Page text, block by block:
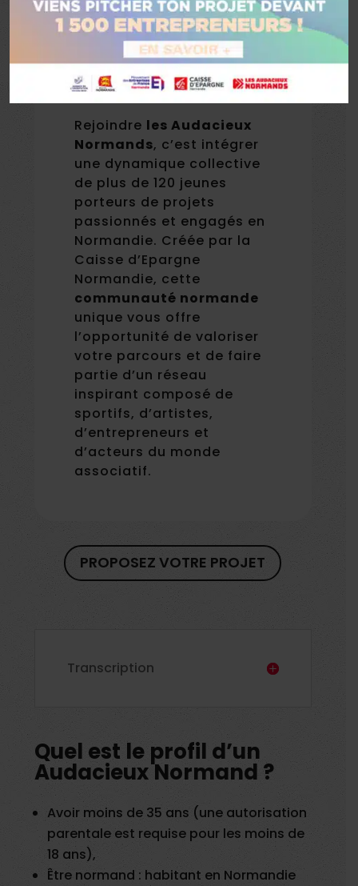
Rejoignez une
communauté
normande
engagée
Rejoindre les Audacieux
Normands, c’est intégrer
une dynamique collective
de plus de 120 jeunes
porteurs de projets
passionnés et engagés en
Normandie. Créée par la
Caisse d’Epargne
Normandie, cette
communauté normande
unique vous offre
l’opportunité de valoriser
votre parcours et de faire
partie d’un réseau
inspirant composé de
sportifs, d’artistes,
d’entrepreneurs et
d’acteurs du monde
associatif.
PROPOSEZ VOTRE PROJET
Transcription
Quel est le profil d’un
Audacieux Normand ?
Avoir moins de 35 ans (une autorisation
parentale est requise pour les moins de
18 ans),
Être normand : habitant en Normandie